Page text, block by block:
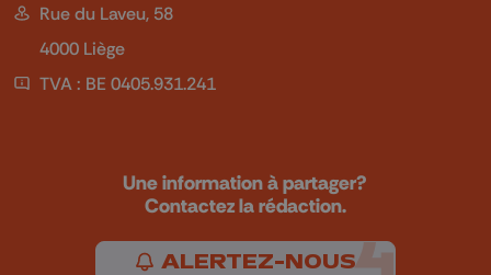
Rue du Laveu, 58
4000 Liège
TVA : BE 0405.931.241
Une information à partager?
Contactez la rédaction.
ALERTEZ-NOUS